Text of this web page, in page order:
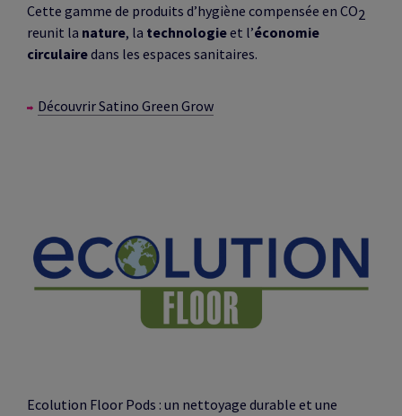
Cette gamme de produits d’hygiène compensée en CO2
reunit la nature, la technologieet l’économie
circulairedans les espaces sanitaires.
Découvrir Satino Green Grow
Ecolution Floor Pods : un nettoyage durable et une